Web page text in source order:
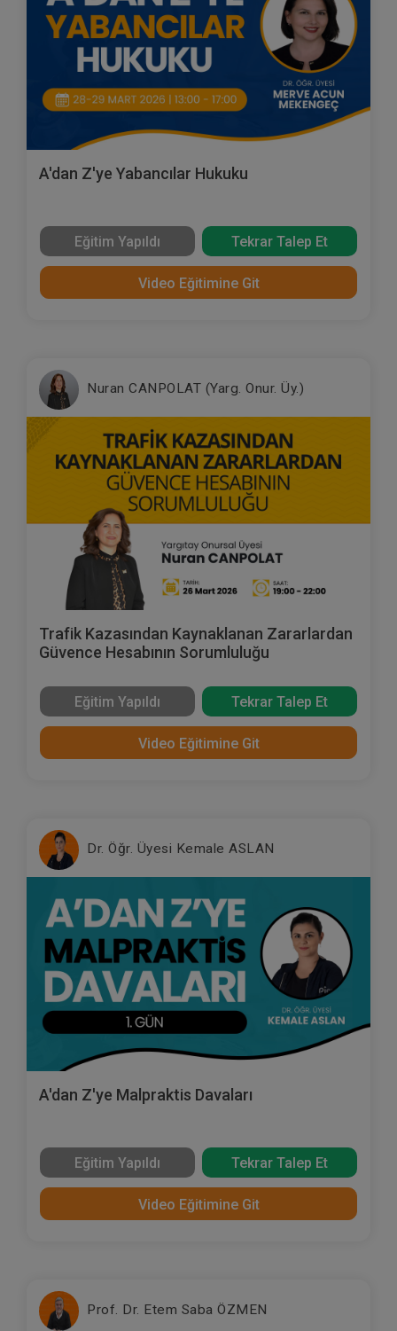
A'dan Z'ye Yabancılar Hukuku
Eğitim Yapıldı Tekrar Talep Et
Video Eğitimine Git
Nuran CANPOLAT (Yarg. Onur. Üy.)
Trafik Kazasından Kaynaklanan Zararlardan
Güvence Hesabının Sorumluluğu
Eğitim Yapıldı Tekrar Talep Et
Video Eğitimine Git
Dr. Öğr. Üyesi Kemale ASLAN
A'dan Z'ye Malpraktis Davaları
Eğitim Yapıldı Tekrar Talep Et
Video Eğitimine Git
Prof. Dr. Etem Saba ÖZMEN